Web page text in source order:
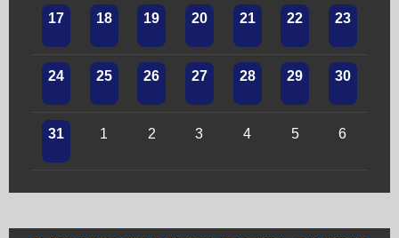
17 18 19 20 21 22 23
24 25 26 27 28 29 30
31 1 2 3 4 5 6